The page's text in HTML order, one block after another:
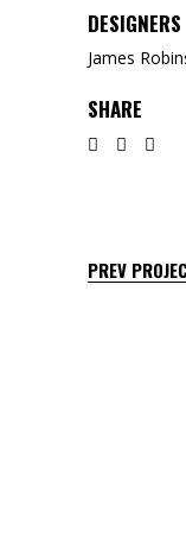
DESIGNERS
James
SHARE
PREV